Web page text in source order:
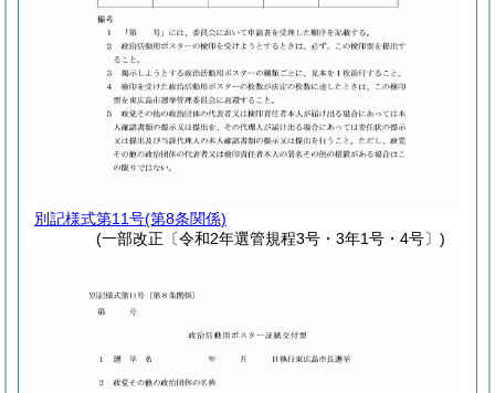
別記様式第11号(第8条関係)
(一部改正〔令和2年選管規程3号・3年1号・4号〕)